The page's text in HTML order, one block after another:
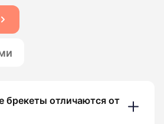
брекеты отличаются от